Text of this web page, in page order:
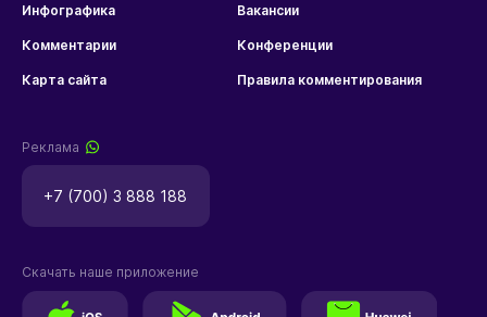
Инфографика Вакансии
Комментарии Конференции
Карта сайта Правила комментирования
Реклама
+7 (700) 3 888 188
Скачать наше приложение